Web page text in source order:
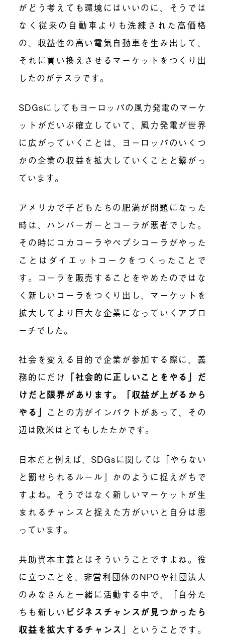
がどう考えても環境にはいいのに、そうでは
なく従来の自動車よりも洗練された高価格
の、収益性の高い電気自動車を生み出して、
それに買い換えさせるマーケットをつくり出
したのがテスラです。
SDGsにしてもヨーロッパの風力発電のマーケ
ットがだいぶ確立していて、風力発電が世界
に広がっていくことは、ヨーロッパのいくつ
かの企業の収益を拡大していくことと繋がっ
ています。
アメリカで子どもたちの肥満が問題になった
時は、ハンバーガーとコーラが悪者でした。
その時にコカコーラやペプシコーラがやった
ことはダイエットコークをつくったことで
す。コーラを販売することをやめたのではな
く新しいコーラをつくり出し、マーケットを
拡大してより巨大な企業になっていくアプロ
ーチでした。
社会を変える目的で企業が参加する際に、義
務的にだけ 「社会的に正しいことをやる」だ
けだと限界があります。「収益が上がるから
やる」 ことの方がインパクトがあって、その
辺は欧米はとてもしたたかです。
日本だと例えば、SDGsに関しては「やらない
と罰せられるルール」かのように捉えがちで
すよね。そうではなく新しいマーケットが生
まれるチャンスと捉えた方がいいと自分は思
っています。
共助資本主義とはそういうことですよね。役
に立つことを、非営利団体のNPOや社団法人
のみなさんと一緒に活動する中で、「自分た
ちも新しい ビジネスチャンスが見つかったら
収益を拡大するチャンス 」ということです。